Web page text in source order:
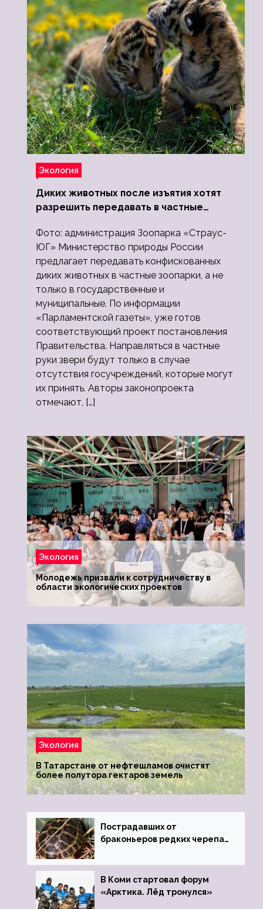
Экология
Диких животных после изъятия хотят
разрешить передавать в частные
Фото: администрация Зоопарка «Страус-
ЮГ» Министерство природы России
предлагает передавать конфискованных
диких животных в частные зоопарки, а не
только в государственные и
муниципальные. По информации
«Парламентской газеты», уже готов
соответствующий проект постановления
Правительства. Направляться в частные
руки звери будут только в случае
отсутствия госучреждений, которые могут
их принять. Авторы законопроекта
отмечают, […]
Экология
Молодежь призвали к сотрудничеству в
области экологических проектов
Экология
В Татарстане от нефтешламов очистят
более полутора гектаров земель
Пострадавших от
браконьеров редких черепах
зоопарк
В Коми стартовал форум
«Арктика. Лёд тронулся»